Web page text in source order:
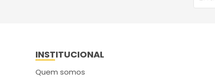
INSTITUCIONAL
Quem somos